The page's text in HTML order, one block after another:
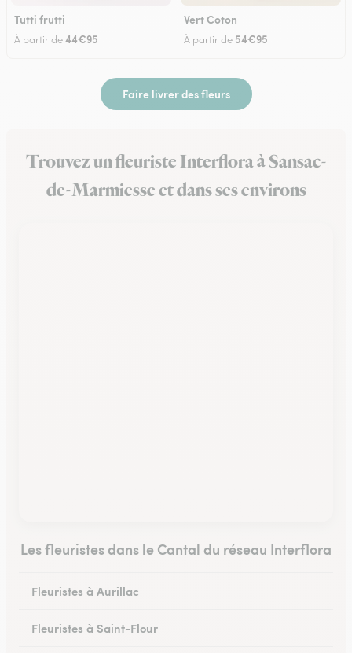
Tutti frutti
À partir de44€95
Vert Coton
À partir de 54€95
Faire livrer des fleurs
Trouvez un fleuriste Interflora à Sansac-
de-Marmiesse et dans ses environs
Les fleuristes dans le Cantal du réseau Interflora
Fleuristes à Aurillac
Fleuristes à Saint-Flour